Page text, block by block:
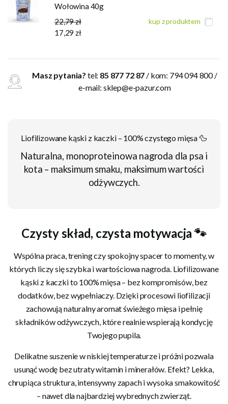
Wołowina 40g
22,79 zł
17,29 zł
kup z produktem
Masz pytania? tel: 85 877 72 87 / kom: 794 094 800 /
e-mail: sklep@e-pazur.com
Liofilizowane kąski z kaczki – 100% czystego mięsa 🦆
Naturalna, monoproteinowa nagroda dla psa i
kota – maksimum smaku, maksimum wartości
odżywczych.
Czysty skład, czysta motywacja 🐾
Wspólna praca, trening czy spokojny spacer to momenty, w
których liczy się szybka i wartościowa nagroda. Liofilizowane
kąski z kaczki to 100% mięsa – bez kompromisów, bez
dodatków, bez wypełniaczy. Dzięki procesowi liofilizacji
zachowują naturalny aromat świeżego mięsa i pełnię
składników odżywczych, które realnie wspierają kondycję
Twojego pupila.
Delikatne suszenie w niskiej temperaturze i próżni pozwala
usunąć wodę bez utraty witamin i minerałów. Efekt? Lekka,
chrupiąca struktura, intensywny zapach i wysoka smakowitość
– nawet dla najbardziej wybrednych zwierząt.